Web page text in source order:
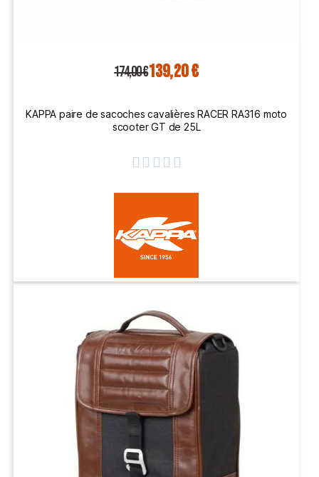
174,00 €139,20 €
KAPPA paire de sacoches cavalières RACER RA316 moto
scooter GT de 25L
    